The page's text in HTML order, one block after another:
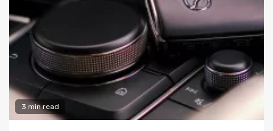
3 min read